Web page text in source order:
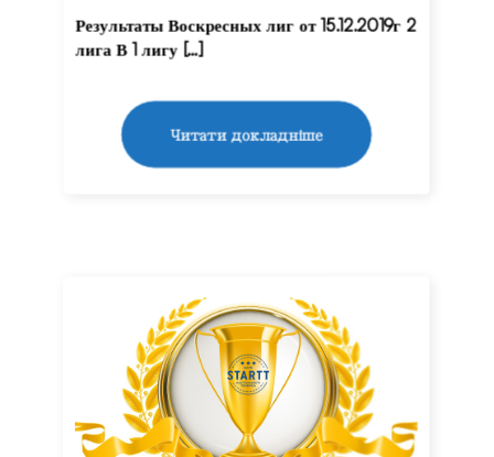
Результаты Воскресных лиг от 15.12.2019г 2
лига В 1 лигу […]
Читати докладніше